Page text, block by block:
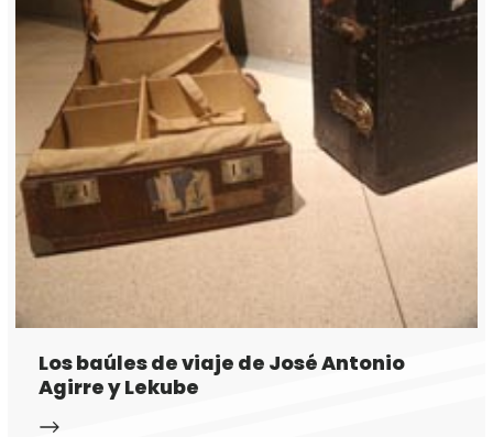
Los baúles de viaje de José Antonio
Agirre y Lekube